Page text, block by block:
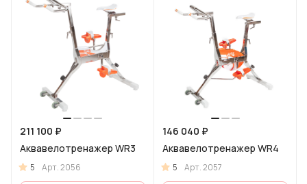
211 100 ₽
Аквавелотренажер WR3
5 Арт.2056
146 040 ₽
Аквавелотренажер WR4
5 Арт.2057